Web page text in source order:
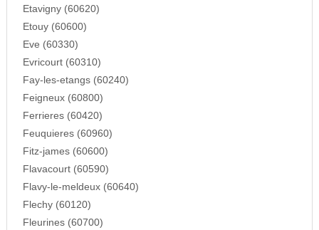
Etavigny (60620)
Etouy (60600)
Eve (60330)
Evricourt (60310)
Fay-les-etangs (60240)
Feigneux (60800)
Ferrieres (60420)
Feuquieres (60960)
Fitz-james (60600)
Flavacourt (60590)
Flavy-le-meldeux (60640)
Flechy (60120)
Fleurines (60700)